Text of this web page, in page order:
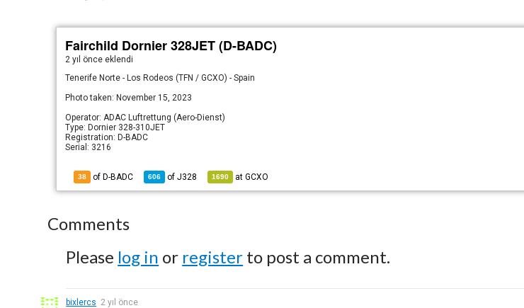
Fairchild Dornier 328JET (D-BADC)
2 yıl önce eklendi
Tenerife Norte - Los Rodeos (TFN / GCXO) - Spain
Photo taken: November 15, 2023
Operator: ADAC Luftrettung (Aero-Dienst)
Type: Dornier 328-310JET
Registration: D-BADC
Serial: 3216
38 of D-BADC 606 ofJ328 1690 atGCXO
Comments
Please log in or register to post a comment.
bixlercs 2 yıl önce